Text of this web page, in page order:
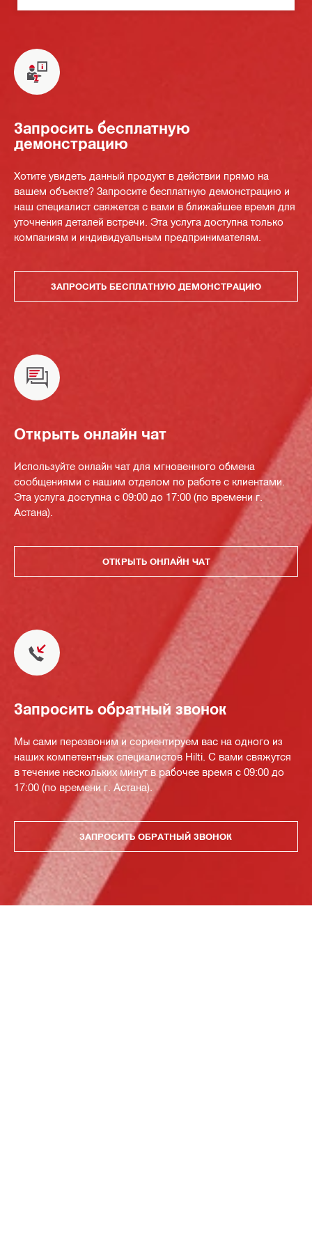
Запросить бесплатную
демонстрацию
Хотите увидеть данный продукт в действии прямо на
вашем объекте? Запросите бесплатную демонстрацию и
наш специалист свяжется с вами в ближайшее время для
уточнения деталей встречи. Эта услуга доступна только
компаниям и индивидуальным предпринимателям.
ЗАПРОСИТЬ БЕСПЛАТНУЮ ДЕМОНСТРАЦИЮ
Открыть онлайн чат
Используйте онлайн чат для мгновенного обмена
сообщениями с нашим отделом по работе с клиентами.
Эта услуга доступна с 09:00 до 17:00 (по времени г.
Астана).
ОТКРЫТЬ ОНЛАЙН ЧАТ
Запросить обратный звонок
Мы сами перезвоним и сориентируем вас на одного из
наших компетентных специалистов Hilti. С вами свяжутся
в течение нескольких минут в рабочее время с 09:00 до
17:00 (по времени г. Астана).
ЗАПРОСИТЬ ОБРАТНЫЙ ЗВОНОК